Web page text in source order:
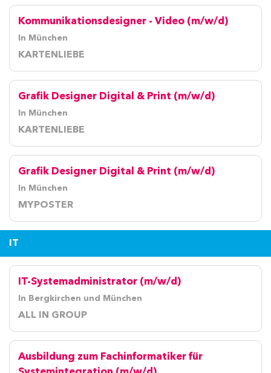
Kommunikationsdesigner - Video (m/w/d)
In München
KARTENLIEBE
Grafik Designer Digital & Print (m/w/d)
In München
KARTENLIEBE
Grafik Designer Digital & Print (m/w/d)
In München
MYPOSTER
IT
IT-Systemadministrator (m/w/d)
In Bergkirchen und München
ALL IN GROUP
Ausbildung zum Fachinformatiker für